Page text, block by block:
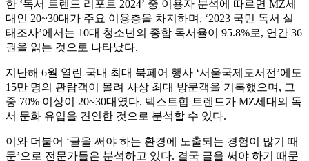
한 ‘독서 트렌드 리포트 2024’ 중 이용자 분석에 따르면 MZ세
대인 20~30대가 주요 이용층을 차지하며, ‘2023 국민 독서 실
태조사’에서는 10대 청소년의 종합 독서율이 95.8%로, 연간 36
권을 읽는 것으로 나타났다.
지난해 6월 열린 국내 최대 북페어 행사 ‘서울국제도서전’에도
15만 명의 관람객이 몰려 사상 최대 방문객을 기록했으며, 그
중 70% 이상이 20~30대였다. 텍스트힙 트렌드가 MZ세대의 독
서 문화 유입을 견인한 것으로 분석할 수 있다.
이와 더불어 ‘글을 써야 하는 환경에 노출되는 경험이 많기 때
문’으로 전문가들은 분석하고 있다. 결국 글을 써야 하기 때문